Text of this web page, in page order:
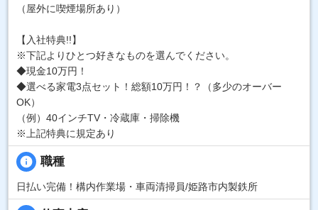
（屋外に喫煙場所あり）
【入社特典!!】
※下記よりひとつ好きなものを選んでください。
◆現金10万円！
◆選べる家電3点セット！総額10万円！？（多少のオーバー
OK）
（例）40インチTV・冷蔵庫・掃除機
※上記特典に規定あり
info 職種
日払い完備！構内作業場・車両清掃員/姫路市内製鉄所